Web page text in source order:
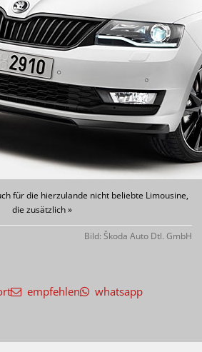
für die hierzulande nicht beliebte Limousine,
die zusätzlich »
Bild: Škoda Auto Dtl. GmbH
empfehlen whatsapp